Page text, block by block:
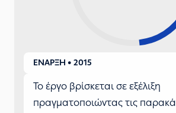
ΕΝΑΡΞΗ • 2015
Το έργο βρίσκεται σε εξέλιξη
πραγματοποιώντας τις